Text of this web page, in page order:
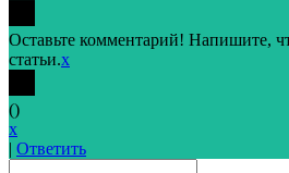
Оставьте комментарий! Напишите,
статьи.x
()
x
| Ответить